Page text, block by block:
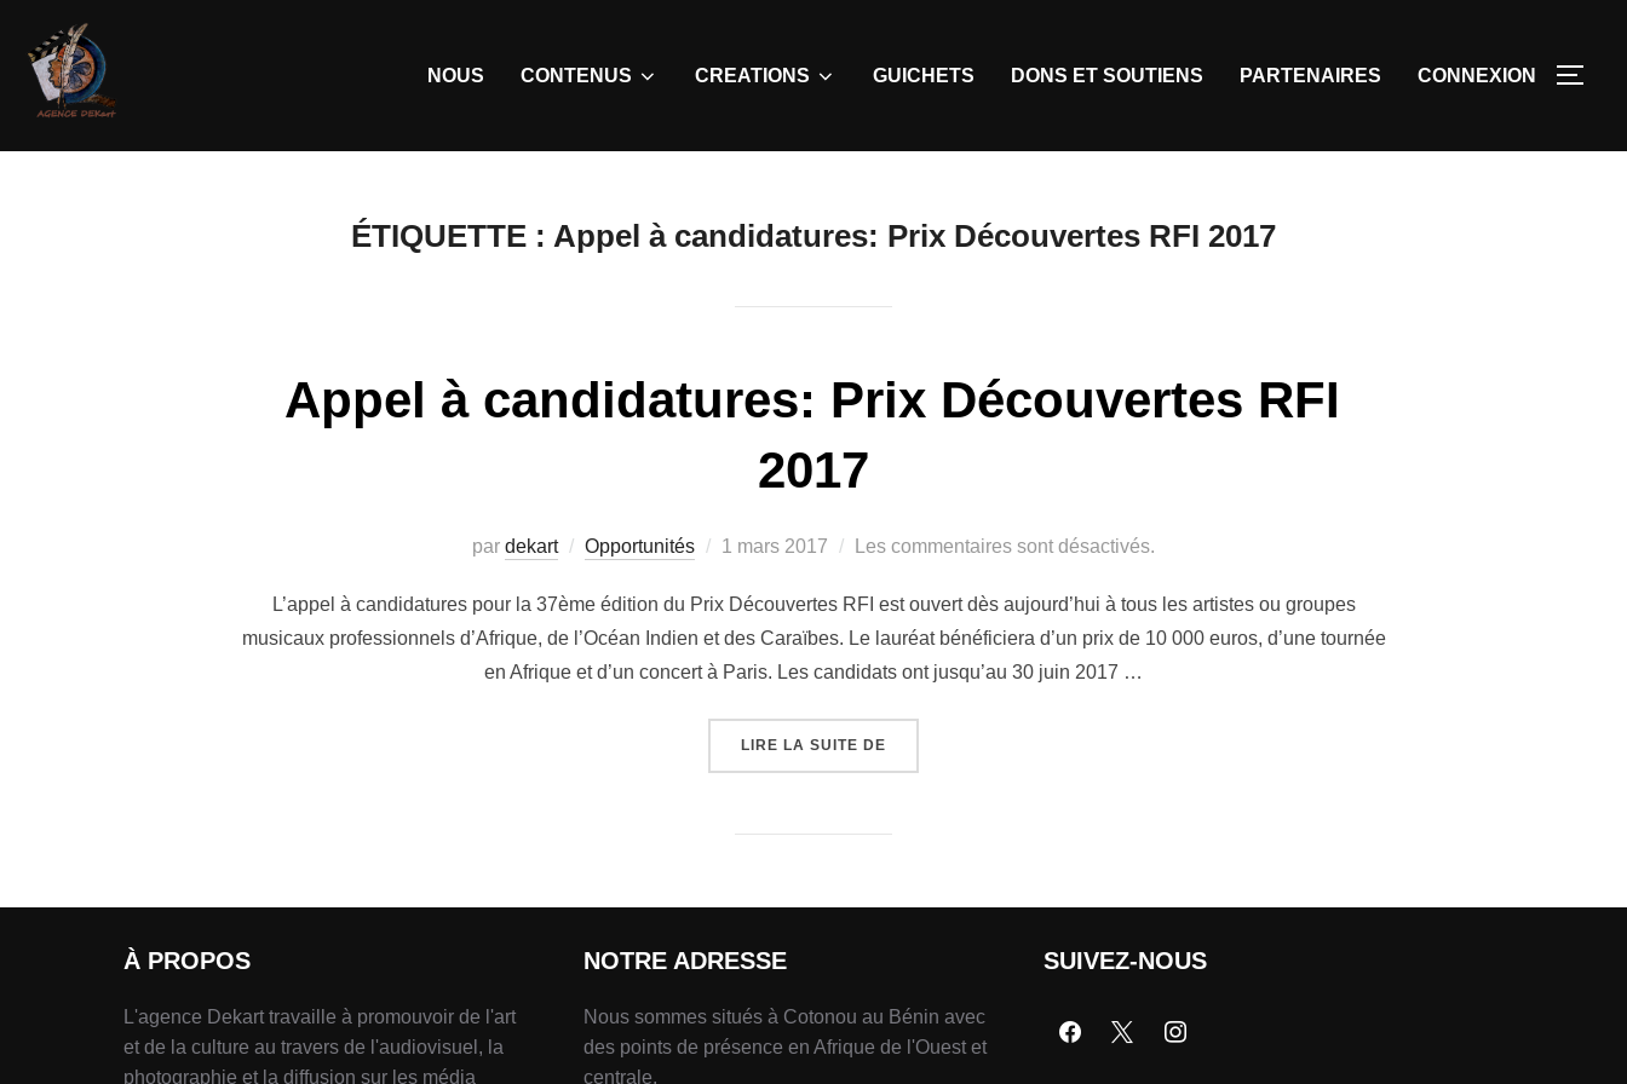
NOUS CONTENUS CREATIONS GUICHETS DONS ET SOUTIENS PARTENAIRES CONNEXION
ÉTIQUETTE : Appel à candidatures: Prix Découvertes RFI 2017
Appel à candidatures: Prix Découvertes RFI
2017
par dekart Opportunités 1 mars 2017 Les commentaires sont désactivés.
L’appel à candidatures pour la 37ème édition du Prix Découvertes RFI est ouvert dès aujourd’hui à tous les artistes ou groupes
musicaux professionnels d’Afrique, de l’Océan Indien et des Caraïbes. Le lauréat bénéficiera d’un prix de 10 000 euros, d’une tournée
en Afrique et d’un concert à Paris. Les candidats ont jusqu’au 30 juin 2017 …
LIRE LA SUITE DE
À PROPOS
L'agence Dekart travaille à promouvoir de l'art
et de la culture au travers de l'audiovisuel, la
photographie et la diffusion sur les média
NOTRE ADRESSE
Nous sommes situés à Cotonou au Bénin avec
des points de présence en Afrique de l'Ouest et
centrale.
SUIVEZ-NOUS